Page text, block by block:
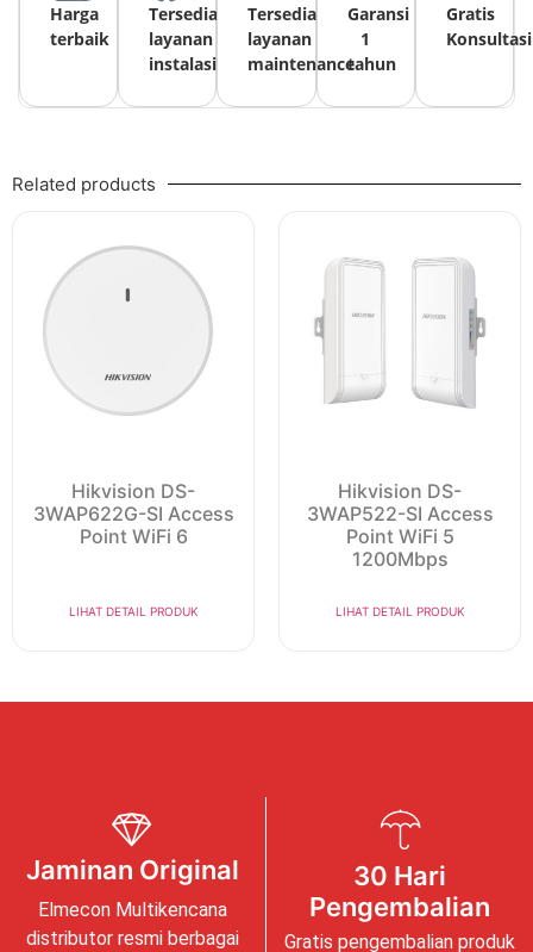
Harga
terbaik
Tersedia
layanan
instalasi
Tersedia
layanan
maintenance
Garansi
1
tahun
Gratis
Konsultasi
Related products
Hikvision DS-
3WAP622G-SI Access
Point WiFi 6
LIHAT DETAIL PRODUK
Hikvision DS-
3WAP522-SI Access
Point WiFi 5
1200Mbps
LIHAT DETAIL PRODUK
Jaminan Original
Elmecon Multikencana
distributor resmi berbagai
30 Hari
Pengembalian
Gratis pengembalian produk